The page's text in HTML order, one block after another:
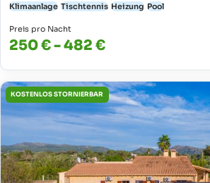
Klimaanlage Tischtennis Heizung Pool
Preis pro Nacht
250 € - 482 €
KOSTENLOS STORNIERBAR